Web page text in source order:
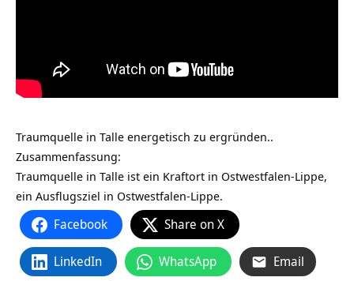
Traumquelle in Talle‏‎ energetisch zu ergründen..
Zusammenfassung:
Traumquelle in Talle‏‎ ist ein Kraftort in Ostwestfalen-Lippe,
ein Ausflugsziel in Ostwestfalen-Lippe.
Facebook Share on X
LinkedIn WhatsApp Email